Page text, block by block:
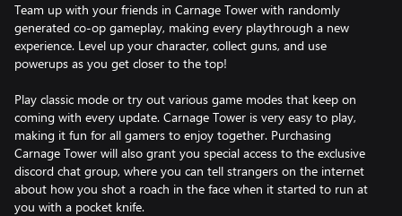
Team up with your friends in Carnage Tower with randomly
generated co-op gameplay, making every playthrough a new
experience. Level up your character, collect guns, and use
powerups as you get closer to the top!
Play classic mode or try out various game modes that keep on
coming with every update. Carnage Tower is very easy to play,
making it fun for all gamers to enjoy together. Purchasing
Carnage Tower will also grant you special access to the exclusive
discord chat group, where you can tell strangers on the internet
about how you shot a roach in the face when it started to run at
you with a pocket knife.